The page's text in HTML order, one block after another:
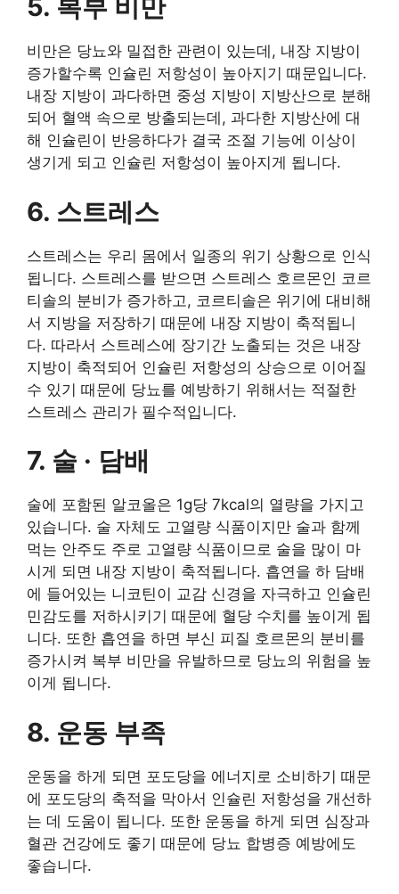
5. 복부 비만
비만은 당뇨와 밀접한 관련이 있는데, 내장 지방이
증가할수록 인슐린 저항성이 높아지기 때문입니다.
내장 지방이 과다하면 중성 지방이 지방산으로 분해
되어 혈액 속으로 방출되는데, 과다한 지방산에 대
해 인슐린이 반응하다가 결국 조절 기능에 이상이
생기게 되고 인슐린 저항성이 높아지게 됩니다.
6. 스트레스
스트레스는 우리 몸에서 일종의 위기 상황으로 인식
됩니다. 스트레스를 받으면 스트레스 호르몬인 코르
티솔의 분비가 증가하고, 코르티솔은 위기에 대비해
서 지방을 저장하기 때문에 내장 지방이 축적됩니
다. 따라서 스트레스에 장기간 노출되는 것은 내장
지방이 축적되어 인슐린 저항성의 상승으로 이어질
수 있기 때문에 당뇨를 예방하기 위해서는 적절한
스트레스 관리가 필수적입니다.
7. 술 · 담배
술에 포함된 알코올은 1g당 7kcal의 열량을 가지고
있습니다. 술 자체도 고열량 식품이지만 술과 함께
먹는 안주도 주로 고열량 식품이므로 술을 많이 마
시게 되면 내장 지방이 축적됩니다. 흡연을 하 담배
에 들어있는 니코틴이 교감 신경을 자극하고 인슐린
민감도를 저하시키기 때문에 혈당 수치를 높이게 됩
니다. 또한 흡연을 하면 부신 피질 호르몬의 분비를
증가시켜 복부 비만을 유발하므로 당뇨의 위험을 높
이게 됩니다.
8. 운동 부족
운동을 하게 되면 포도당을 에너지로 소비하기 때문
에 포도당의 축적을 막아서 인슐린 저항성을 개선하
는 데 도움이 됩니다. 또한 운동을 하게 되면 심장과
혈관 건강에도 좋기 때문에 당뇨 합병증 예방에도
좋습니다.